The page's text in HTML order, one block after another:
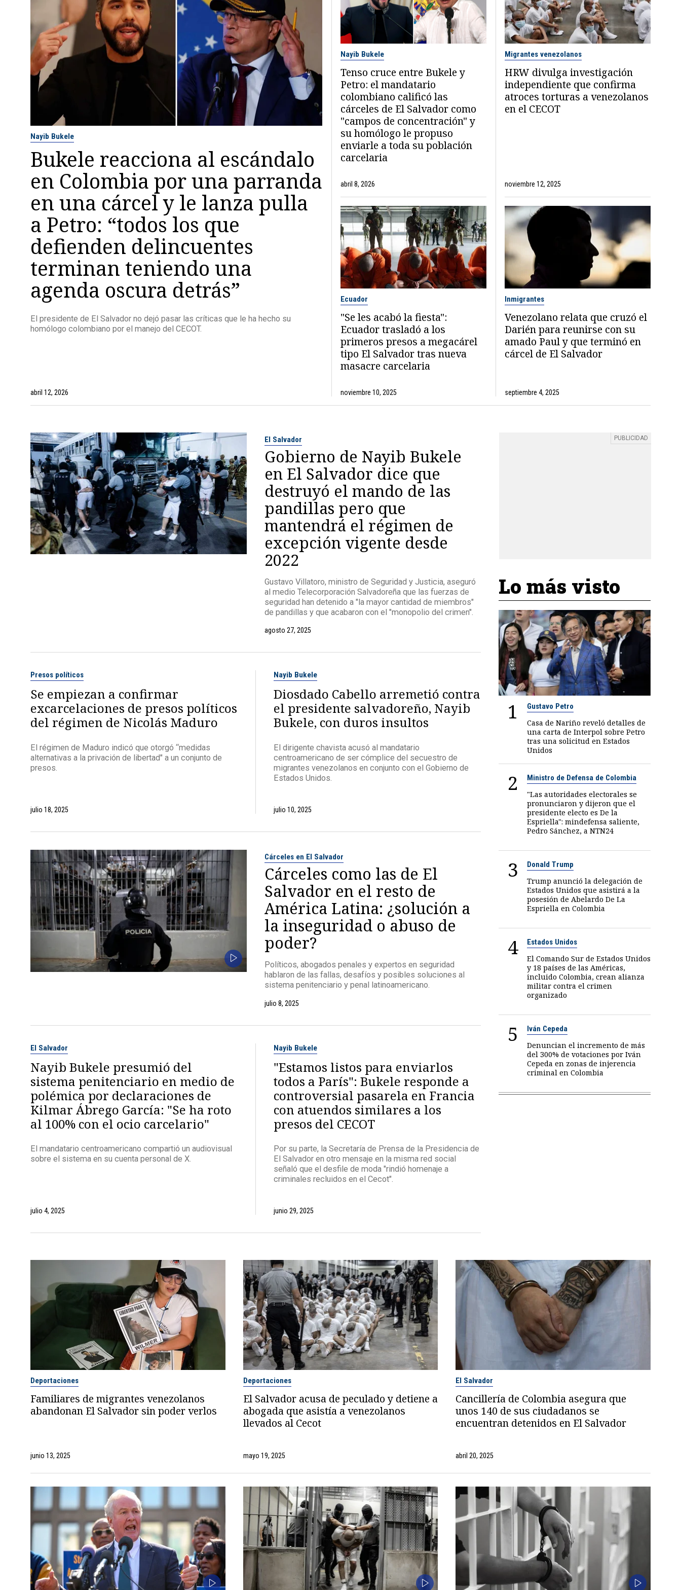
Nayib Bukele
Bukele reacciona al escándalo
en Colombia por una parranda
en una cárcel y le lanza pulla
a Petro: “todos los que
defienden delincuentes
terminan teniendo una
agenda oscura detrás”
El presidente de El Salvador no dejó pasar las críticas que le ha hecho su
homólogo colombiano por el manejo del CECOT.
abril 12, 2026
Nayib Bukele
Tenso cruce entre Bukele y
Petro: el mandatario
colombiano calificó las
cárceles de El Salvador como
"campos de concentración" y
su homólogo le propuso
enviarle a toda su población
carcelaria
abril 8, 2026
Migrantes venezolanos
HRW divulga investigación
independiente que confirma
atroces torturas a venezolanos
en el CECOT
noviembre 12, 2025
Ecuador
"Se les acabó la fiesta":
Ecuador trasladó a los
primeros presos a megacárel
tipo El Salvador tras nueva
masacre carcelaria
noviembre 10, 2025
Inmigrantes
Venezolano relata que cruzó el
Darién para reunirse con su
amado Paul y que terminó en
cárcel de El Salvador
septiembre 4, 2025
El Salvador
Gobierno de Nayib Bukele
en El Salvador dice que
destruyó el mando de las
pandillas pero que
mantendrá el régimen de
excepción vigente desde
2022
Gustavo Villatoro, ministro de Seguridad y Justicia, aseguró
al medio Telecorporación Salvadoreña que las fuerzas de
seguridad han detenido a "la mayor cantidad de miembros"
de pandillas y que acabaron con el "monopolio del crimen".
agosto 27, 2025
Presos políticos
Se empiezan a confirmar
excarcelaciones de presos políticos
del régimen de Nicolás Maduro
El régimen de Maduro indicó que otorgó “medidas
alternativas a la privación de libertad" a un conjunto de
presos.
julio 18, 2025
Nayib Bukele
Diosdado Cabello arremetió contra
el presidente salvadoreño, Nayib
Bukele, con duros insultos
El dirigente chavista acusó al mandatario
centroamericano de ser cómplice del secuestro de
migrantes venezolanos en conjunto con el Gobierno de
Estados Unidos.
julio 10, 2025
Cárceles en El Salvador
Cárceles como las de El
Salvador en el resto de
América Latina: ¿solución a
la inseguridad o abuso de
poder?
Políticos, abogados penales y expertos en seguridad
hablaron de las fallas, desafíos y posibles soluciones al
sistema penitenciario y penal latinoamericano.
julio 8, 2025
El Salvador
Nayib Bukele presumió del
sistema penitenciario en medio de
polémica por declaraciones de
Kilmar Ábrego García: "Se ha roto
al 100% con el ocio carcelario"
El mandatario centroamericano compartió un audiovisual
sobre el sistema en su cuenta personal de X.
julio 4, 2025
Nayib Bukele
"Estamos listos para enviarlos
todos a París": Bukele responde a
controversial pasarela en Francia
con atuendos similares a los
presos del CECOT
Por su parte, la Secretaría de Prensa de la Presidencia de
El Salvador en otro mensaje en la misma red social
señaló que el desfile de moda "rindió homenaje a
criminales recluidos en el Cecot".
junio 29, 2025
Lo más visto
1 Gustavo Petro
Casa de Nariño reveló detalles de
una carta de Interpol sobre Petro
tras una solicitud en Estados
Unidos
2 Ministro de Defensa de Colombia
"Las autoridades electorales se
pronunciaron y dijeron que el
presidente electo es De la
Espriella": mindefensa saliente,
Pedro Sánchez, a NTN24
3 Donald Trump
Trump anunció la delegación de
Estados Unidos que asistirá a la
posesión de Abelardo De La
Espriella en Colombia
4 Estados Unidos
El Comando Sur de Estados Unidos
y 18 países de las Américas,
incluido Colombia, crean alianza
militar contra el crimen
organizado
5 Iván Cepeda
Denuncian el incremento de más
del 300% de votaciones por Iván
Cepeda en zonas de injerencia
criminal en Colombia
Deportaciones
Familiares de migrantes venezolanos
abandonan El Salvador sin poder verlos
junio 13, 2025
Deportaciones
El Salvador acusa de peculado y detiene a
abogada que asistía a venezolanos
llevados al Cecot
mayo 19, 2025
El Salvador
Cancillería de Colombia asegura que
unos 140 de sus ciudadanos se
encuentran detenidos en El Salvador
abril 20, 2025